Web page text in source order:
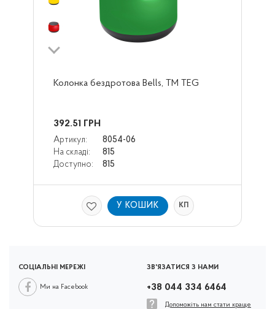
Колонка бездротова Bells, TM TEG
392.51 ГРН
Артикул:
8054-06
На складі:
815
Доступно:
815
У КОШИК КП
СОЦІАЛЬНІ МЕРЕЖІ
Ми на Facebook
ЗВ'ЯЗАТИСЯ З НАМИ
+38 044 334 6464
Допоможіть нам стати краще